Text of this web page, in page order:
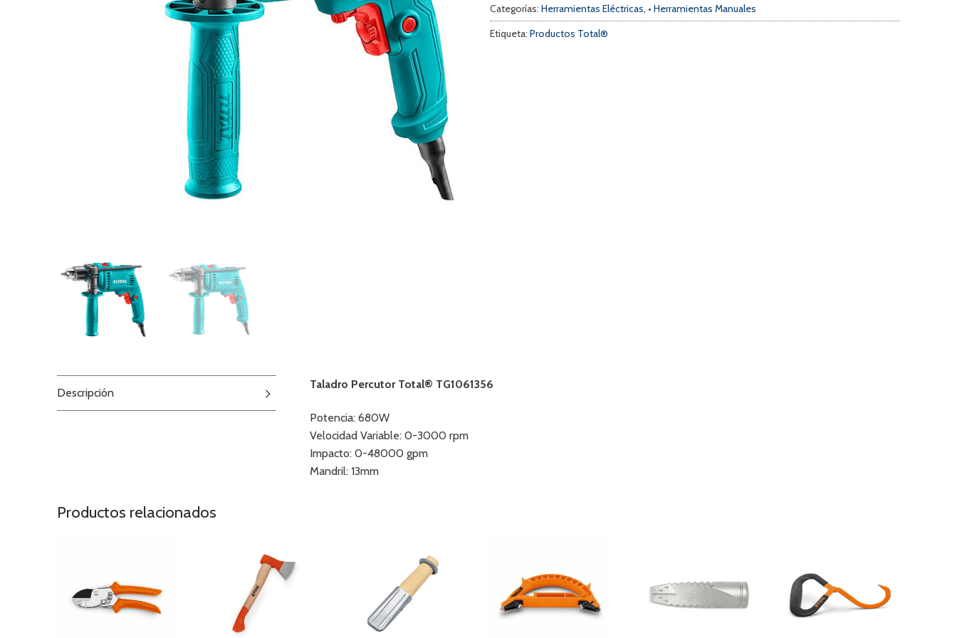
Servicio Técnico
Contacto
Categorías: Herramientas Eléctricas, • Herramientas Manuales
Etiqueta: Productos Total®
Descripción
Taladro Percutor Total® TG1061356
Potencia: 680W
Velocidad Variable: 0-3000 rpm
Impacto: 0-48000 gpm
Mandril: 13mm
Productos relacionados